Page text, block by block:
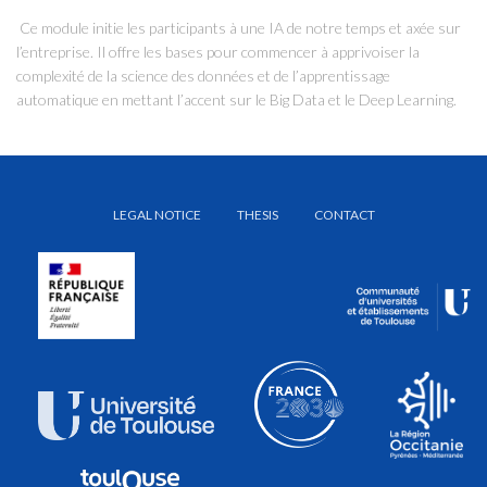
Ce module initie les participants à une IA de notre temps et axée sur
l’entreprise. Il offre les bases pour commencer à apprivoiser la
complexité de la science des données et de l’apprentissage
automatique en mettant l’accent sur le Big Data et le Deep Learning.
LEGAL NOTICE THESIS CONTACT